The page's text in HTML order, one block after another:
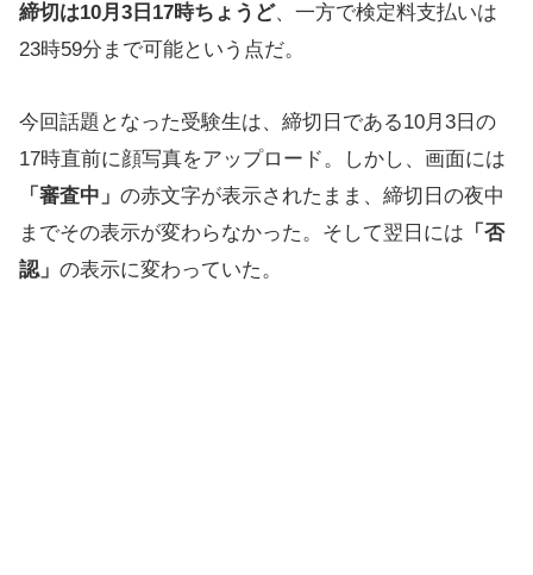
締切は10月3日17時ちょうど、一方で検定料支払いは
23時59分まで可能という点だ。
今回話題となった受験生は、締切日である10月3日の
17時直前に顔写真をアップロード。しかし、画面には
「審査中」 の赤文字が表示されたまま、締切日の夜中
までその表示が変わらなかった。そして翌日には 「否
認」 の表示に変わっていた。